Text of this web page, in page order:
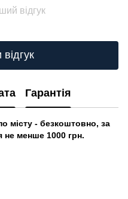
відгук
Гарантія
місту - безкоштовно, за
не менше 1000 грн.